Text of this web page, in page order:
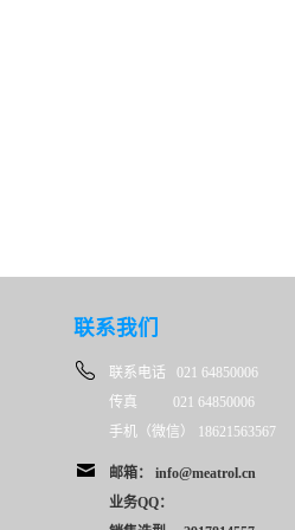
联系我们
联系电话 021 64850006
传真 021 64850006
手机（微信） 18621563567
邮箱： info@meatrol.cn
业务QQ：